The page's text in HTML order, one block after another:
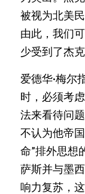
被视为北美
由此，我们
少受到了杰
爱德华·梅尔
时，必须考
法来看待问
不认为他帝
命”排外思想
萨斯并与墨
响力复苏，